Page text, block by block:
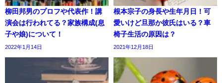
柳田邦男のプロフや代表作！講
演会は行われてる？家族構成(息
子や娘)について！
2022年1月14日
根本宗子の身長や生年月日！可
愛いけど旦那か彼氏はいる？車
椅子生活の原因は？
2021年12月18日